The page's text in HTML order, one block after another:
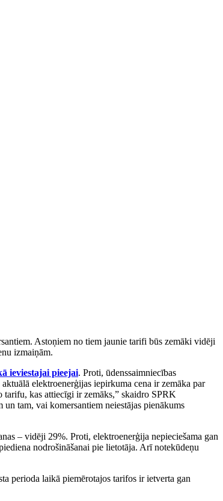
Astoņiem no tiem jaunie tarifi būs zemāki vidēji
izmaiņām.
ieviestajai pieejai. Proti, ūdenssaimniecības
elektroenerģijas iepirkuma cena ir zemāka par
tarifu, kas attiecīgi ir zemāks,” skaidro SPRK
tam, vai komersantiem neiestājas pienākums
– vidēji 29%. Proti, elektroenerģija nepieciešama gan
nodrošināšanai pie lietotāja. Arī notekūdeņu
perioda laikā piemērotajos tarifos ir ietverta gan